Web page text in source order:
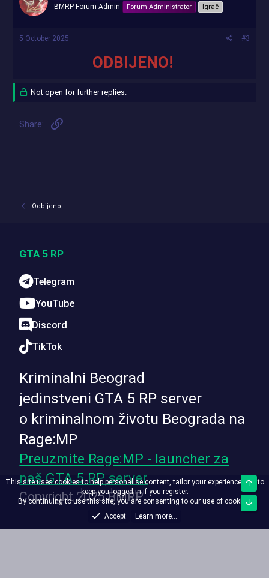
BMRP Forum Admin Forum Administrator Igrač
5 October 2025 #3
ODBIJENO!
Not open for further replies.
Share:
Odbijeno
Kriminalni Beograd
jedinstveni GTA 5 RP server
o kriminalnom životu Beograda na
Rage:MP
Preuzmite Rage:MP - launcher za
naš GTA 5 RP server
Copyright 2025 BMRP
GTA 5 RP
Telegram
YouTube
Discord
TikTok
This site uses cookies to help personalise content, tailor your experience and to
keep you logged in if you register.
By continuing to use this site, you are consenting to our use of cookies.
Accept
Learn more...
Top